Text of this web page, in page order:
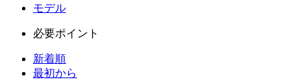
モデル
必要ポイント
新着順
最初から